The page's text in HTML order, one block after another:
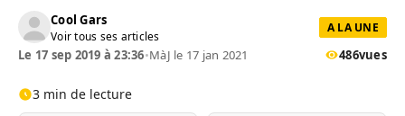
Cool Gars
Voir tous ses articles
A LA UNE
Le 17 sep 2019 à 23:36•MàJ le 17 jan 2021 486vues
3 min de lecture